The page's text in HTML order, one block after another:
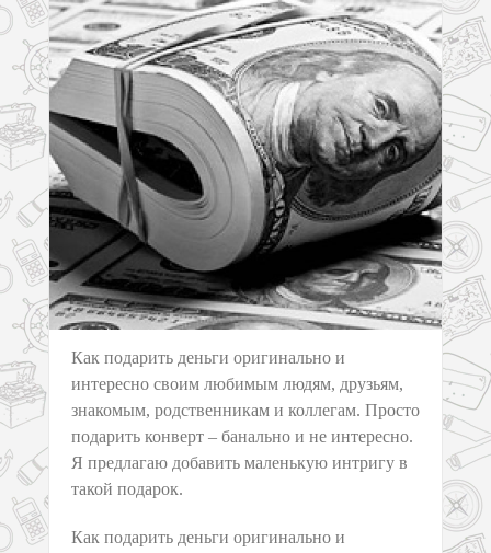
Как подарить деньги оригинально и
интересно своим любимым людям, друзьям,
знакомым, родственникам и коллегам. Просто
подарить конверт – банально и не интересно.
Я предлагаю добавить маленькую интригу в
такой подарок.
Как подарить деньги оригинально и